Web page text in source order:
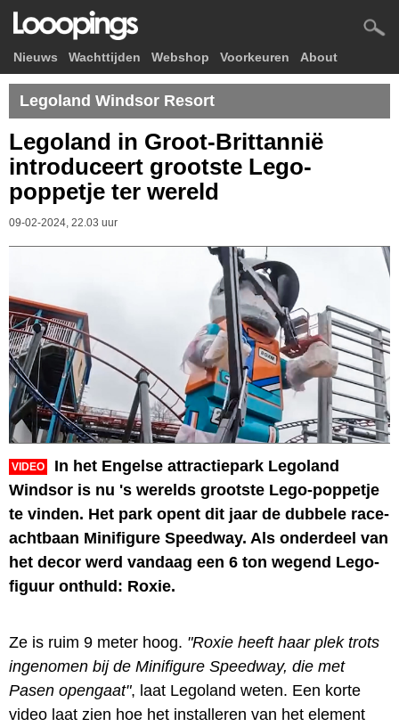
Nieuws Wachttijden Webshop Voorkeuren About
Legoland Windsor Resort
Legoland in Groot-Brittannië
introduceert grootste Lego-
poppetje ter wereld
09-02-2024, 22.03 uur
VIDEO
In het Engelse attractiepark Legoland
Windsor is nu 's werelds grootste Lego-poppetje
te vinden. Het park opent dit jaar de dubbele race-
achtbaan Minifigure Speedway. Als onderdeel van
het decor werd vandaag een 6 ton wegend Lego-
figuur onthuld: Roxie.
Ze is ruim 9 meter hoog. "Roxie heeft haar plek trots
ingenomen bij de Minifigure Speedway, die met
Pasen opengaat", laat Legoland weten. Een korte
video laat zien hoe het installeren van het element